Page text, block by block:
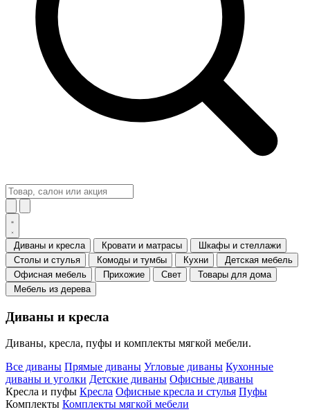
Диваны и кресла Кровати и матрасы
Шкафы и стеллажи
Столы и стулья
Комоды и тумбы Кухни
Детская мебель
Офисная мебель
Прихожие Свет
Товары для дома
Мебель из дерева
Диваны и кресла
Диваны, кресла, пуфы и комплекты мягкой мебели.
Все диваны Прямые диваны Угловые диваны Кухонные
диваны и уголки Детские диваны Офисные диваны
Кресла и пуфы Кресла Офисные кресла и стулья Пуфы
Комплекты Комплекты мягкой мебели